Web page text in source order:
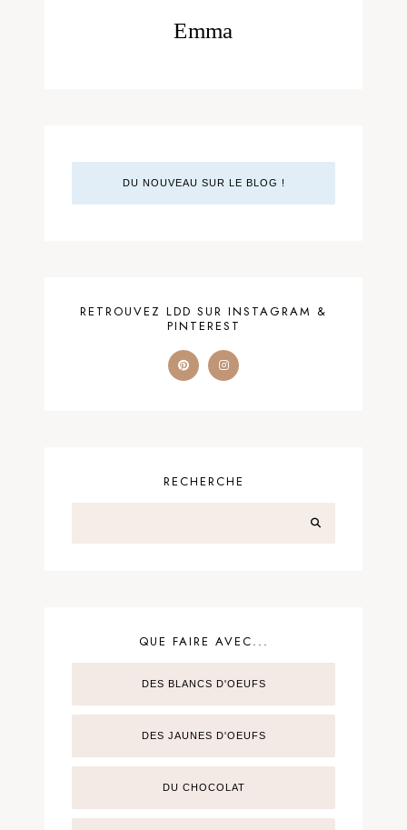
Emma
DU NOUVEAU SUR LE BLOG !
RETROUVEZ LDD SUR INSTAGRAM &
PINTEREST
RECHERCHE
QUE FAIRE AVEC...
DES BLANCS D'OEUFS
DES JAUNES D'OEUFS
DU CHOCOLAT